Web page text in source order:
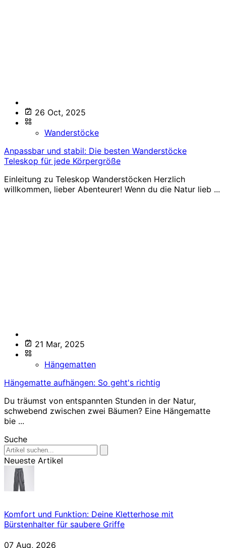
26 Oct, 2025
Wanderstöcke
Anpassbar und stabil: Die besten Wanderstöcke
Teleskop für jede Körpergröße
Einleitung zu Teleskop Wanderstöcken Herzlich
willkommen, lieber Abenteurer! Wenn du die Natur lieb ...
21 Mar, 2025
Hängematten
Hängematte aufhängen: So geht's richtig
Du träumst von entspannten Stunden in der Natur,
schwebend zwischen zwei Bäumen? Eine Hängematte
bie ...
Suche
Neueste Artikel
Komfort und Funktion: Deine Kletterhose mit
Bürstenhalter für saubere Griffe
07 Aug, 2026